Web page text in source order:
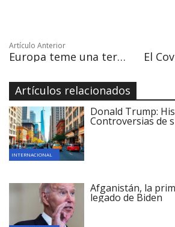
Artículo Anterior
Europa teme una tercera ola del covid-19 tras las fiestas navideñas
Artículos relacionados
INTERNACIONAL
Donald Trump:
Controversias de
Afganistán, la
legado de Biden